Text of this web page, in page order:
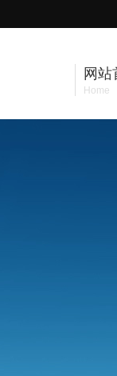
网站
Home